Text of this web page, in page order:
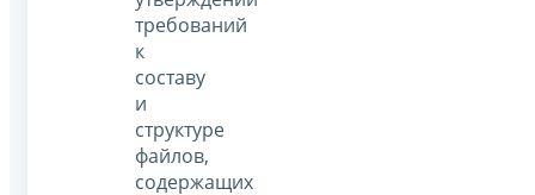
требований
к
составу
и
структуре
файлов,
содержащих